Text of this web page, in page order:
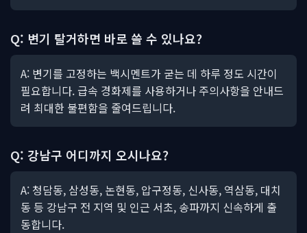
Q: 변기 탈거하면 바로 쓸 수 있나요?
A: 변기를 고정하는 백시멘트가 굳는 데 하루 정도 시간이
필요합니다. 급속 경화제를 사용하거나 주의사항을 안내드
려 최대한 불편함을 줄여드립니다.
Q: 강남구 어디까지 오시나요?
A: 청담동, 삼성동, 논현동, 압구정동, 신사동, 역삼동, 대치
동 등 강남구 전 지역 및 인근 서초, 송파까지 신속하게 출
동합니다.